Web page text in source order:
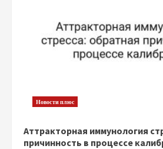
Новости плюс
Аттракторная иммунология
причинность в процессе